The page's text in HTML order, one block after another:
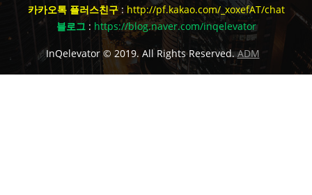
카카오톡 플러스친구:http://pf.kakao.com/_xoxefAT/chat
블로그: https://blog.naver.com/inqelevator
InQelevator © 2019. All Rights Reserved. ADM